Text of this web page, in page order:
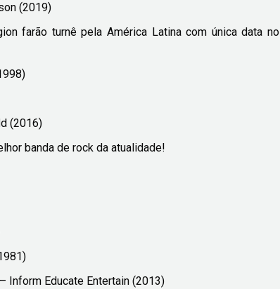
(2019)
farão turnê pela América Latina com única data no
(2016)
banda de rock da atualidade!
Inform Educate Entertain (2013)